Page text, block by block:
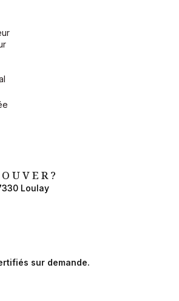
U V E R ?
Loulay
sur demande.